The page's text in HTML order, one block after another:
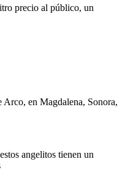
precio al público, un
Arco, en Magdalena, Sonora,
angelitos tienen un